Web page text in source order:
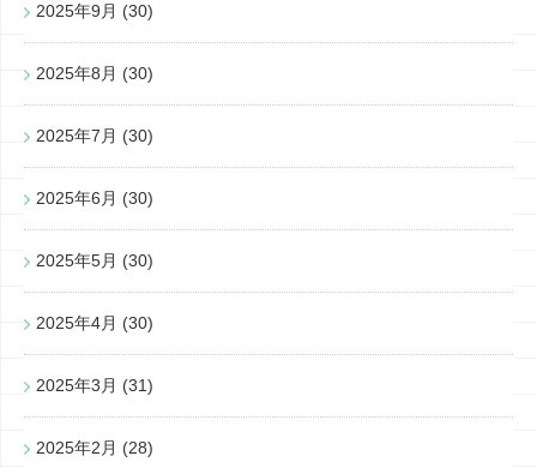
2025年9月 (30)
2025年8月 (30)
2025年7月 (30)
2025年6月 (30)
2025年5月 (30)
2025年4月 (30)
2025年3月 (31)
2025年2月 (28)